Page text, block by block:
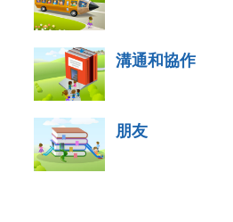
溝通和協作
朋友